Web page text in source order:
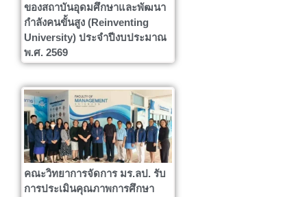
ของสถาบันอุดมศึกษาและพัฒนา
กำลังคนขั้นสูง (Reinventing
University) ประจำปีงบประมาณ
พ.ศ. 2569
คณะวิทยาการจัดการ มร.ลป. รับ
การประเมินคุณภาพการศึกษา